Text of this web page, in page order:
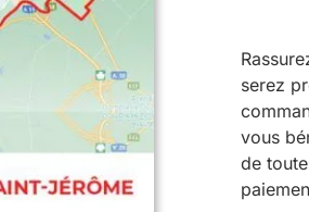
serez
vous
de